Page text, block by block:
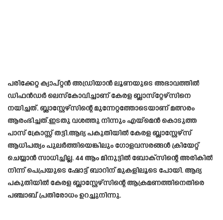
പരിക്കേറ്റ ക്യാപ്റ്റൻ അഡ്രിയാൻ ലൂണയുടെ അഭാവത്തിൽ
ഡിഫൻഡർ ലെസ്‌കോവിച്ചാണ് കേരള ബ്ലാസ്‌റ്റേഴ്‌സിനെ
നയിച്ചത്. ബ്ലാസ്റ്റേഴ്സിന്റെ മുന്നേറ്റത്തോടെയാണ് മത്സരം
ആരംഭിച്ചത്.ഇടതു വശത്തു നിന്നും എയ്മെൻ കൊടുത്ത
പാസ് ക്രോസ്സ് തട്ടി.ആദ്യ പകുതിയിൽ കേരള ബ്ലാസ്റ്റേഴ്‌സ്
ആധിപത്യം പുലർത്തിയെങ്കിലും ഗോളവസരങ്ങൾ ക്രിയേറ്റ്
ചെയ്യാൻ സാധിച്ചില്ല. 44 ആം മിനുട്ടിൽ ബോക്‌സിന്റെ അരികിൽ
നിന്ന് പെപ്രയുടെ ഷോട്ട് ബാറിന് മുകളിലൂടെ പോയി. ആദ്യ
പകുതിയിൽ കേരള ബ്ലാസ്റ്റേഴ്സിന്റെ ആക്രമണത്തിനെതിരെ
പഞ്ചാബ് പ്രതിരോധം ഉറച്ചുനിന്നു.